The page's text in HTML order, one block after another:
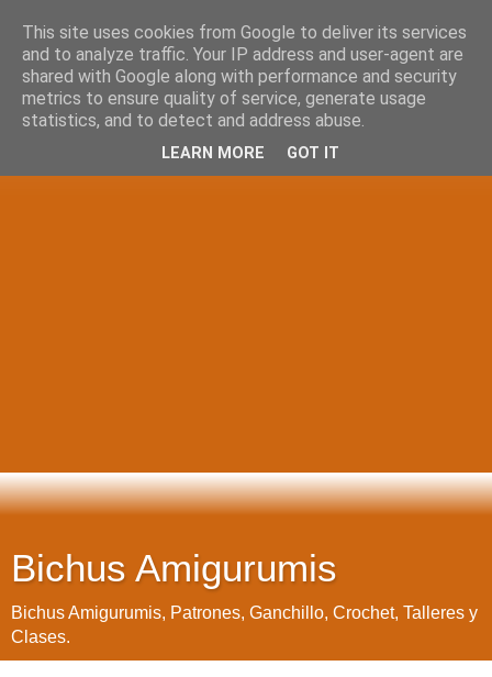
Bichus Amigurumis
Bichus Amigurumis, Patrones, Ganchillo, Crochet, Talleres y
Clases.
This site uses cookies from Google to deliver its services
and to analyze traffic. Your IP address and user-agent are
shared with Google along with performance and security
metrics to ensure quality of service, generate usage
statistics, and to detect and address abuse.
LEARN MORE GOT IT